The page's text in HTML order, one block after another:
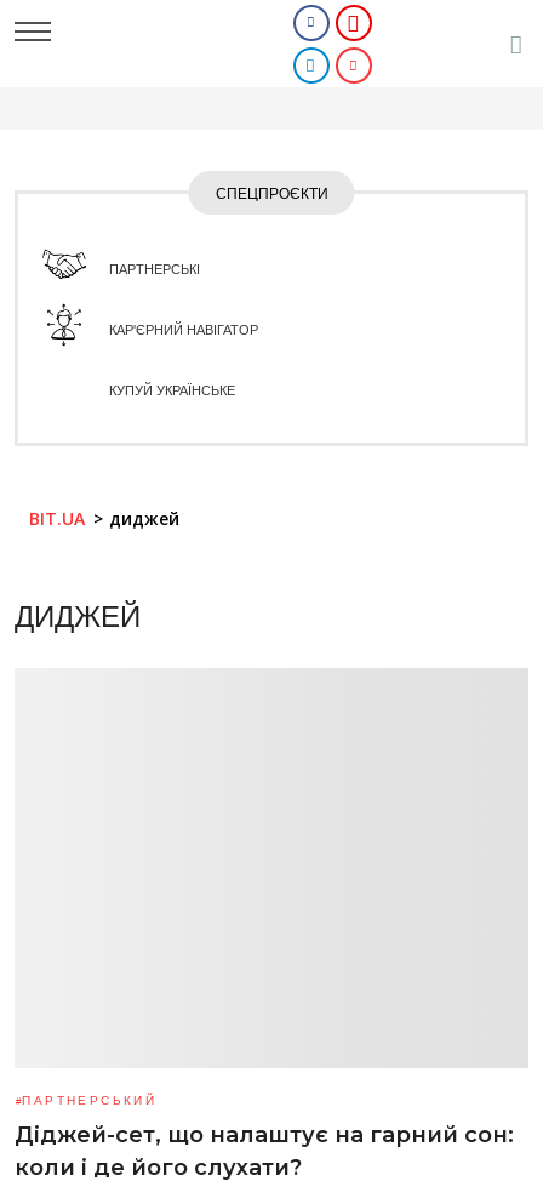
СПЕЦПРОЄКТИ
ПАРТНЕРСЬКІ
КАР'ЄРНИЙ НАВІГАТОР
КУПУЙ УКРАЇНСЬКЕ
BIT.UA диджей
ДИДЖЕЙ
ПАРТНЕРСЬКИЙ
Діджей-сет, що налаштує на гарний сон:
коли і де його слухати?